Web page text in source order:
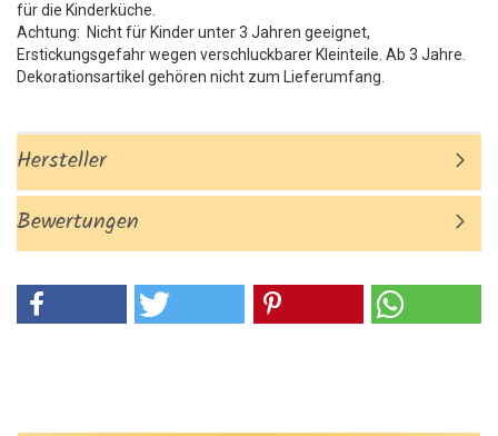
für die Kinderküche.
Achtung: Nicht für Kinder unter 3 Jahren geeignet,
Erstickungsgefahr wegen verschluckbarer Kleinteile. Ab 3 Jahre.
Dekorationsartikel gehören nicht zum Lieferumfang.
Hersteller
Bewertungen